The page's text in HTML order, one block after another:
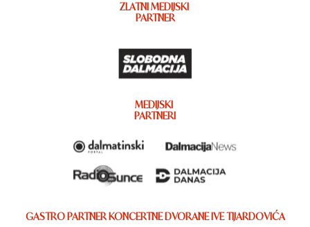
ZLATNI MEDIJSKI
PARTNER
MEDIJSKI
PARTNERI
GASTRO PARTNER KONCERTNE DVORANE IVE TIJARDOVIĆA